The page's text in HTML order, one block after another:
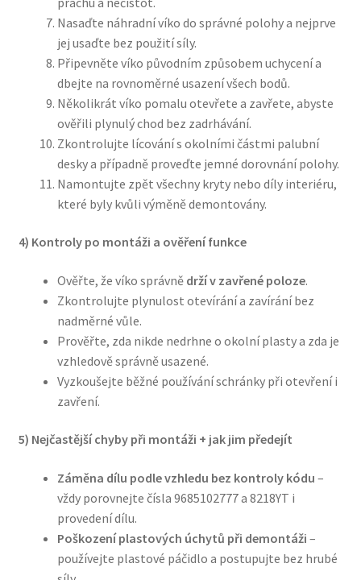
Nasaďte náhradní víko do správné polohy a nejprve
jej usaďte bez použití síly.
Připevněte víko původním způsobem uchycení a
dbejte na rovnoměrné usazení všech bodů.
Několikrát víko pomalu otevřete a zavřete, abyste
ověřili plynulý chod bez zadrhávání.
Zkontrolujte lícování s okolními částmi palubní
desky a případně proveďte jemné dorovnání polohy.
Namontujte zpět všechny kryty nebo díly interiéru,
které byly kvůli výměně demontovány.
4) Kontroly po montáži a ověření funkce
Ověřte, že víko správně drží v zavřené poloze.
Zkontrolujte plynulost otevírání a zavírání bez
nadměrné vůle.
Prověřte, zda nikde nedrhne o okolní plasty a zda je
vzhledově správně usazené.
Vyzkoušejte běžné používání schránky při otevření i
zavření.
5) Nejčastější chyby při montáži + jak jim předejít
Záměna dílu podle vzhledu bez kontroly kódu –
vždy porovnejte čísla 9685102777 a 8218YT i
provedení dílu.
Poškození plastových úchytů při demontáži –
používejte plastové páčidlo a postupujte bez hrubé